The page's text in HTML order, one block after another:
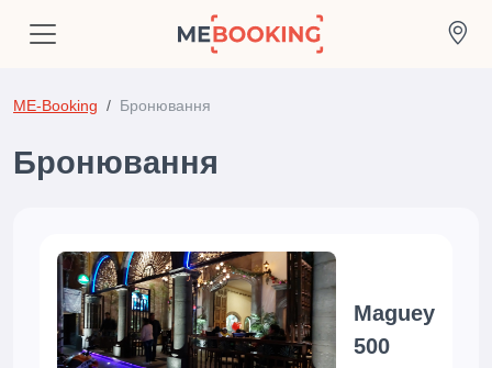
ME-Booking Бронювання
Бронювання
Maguey
500